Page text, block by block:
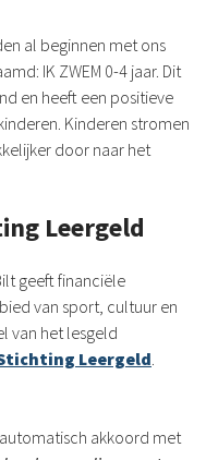
al beginnen met ons
IK ZWEM 0-4 jaar. Dit
en heeft een positieve
Kinderen stromen
door naar het
Leergeld
geeft financiële
van sport, cultuur en
van het lesgeld
Leergeld.
akkoord met